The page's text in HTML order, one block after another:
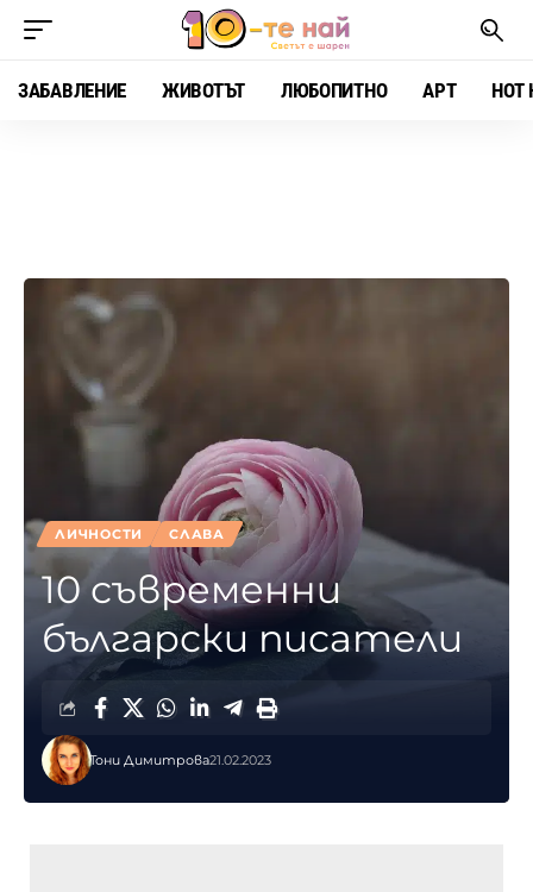
ЗАБАВЛЕНИЕ ЖИВОТЪТ ЛЮБОПИТНО АРТ HOT
ЛИЧНОСТИ СЛАВА
10 съвременни
български писатели
Тони Димитрова21.02.2023